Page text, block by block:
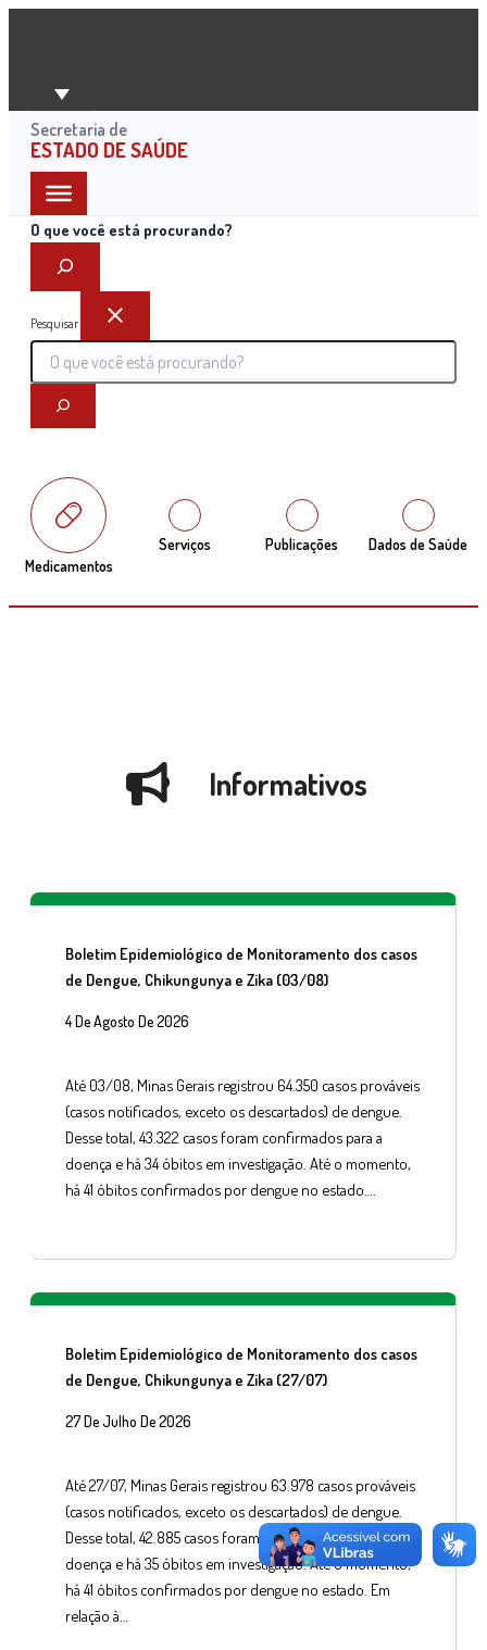
Ir
conteúdo
Secretaria de
ESTADO DE SAÚDE
O que você está procurando?
Pesquisar
Medicamentos
Serviços Publicações Dados de Saúde
Informativos
Boletim Epidemiológico de Monitoramento dos casos
de Dengue, Chikungunya e Zika (03/08)
4 De Agosto De 2026
Até 03/08, Minas Gerais registrou 64.350 casos prováveis
(casos notificados, exceto os descartados) de dengue.
Desse total, 43.322 casos foram confirmados para a
doença e há 34 óbitos em investigação. Até o momento,
há 41 óbitos confirmados por dengue no estado….
Boletim Epidemiológico de Monitoramento dos casos
de Dengue, Chikungunya e Zika (27/07)
27 De Julho De 2026
Até 27/07, Minas Gerais registrou 63.978 casos prováveis
(casos notificados, exceto os descartados) de dengue.
Desse total, 42.885 casos foram confirmados para a
doença e há 35 óbitos em investigação. Até o momento,
há 41 óbitos confirmados por dengue no estado. Em
relação à…